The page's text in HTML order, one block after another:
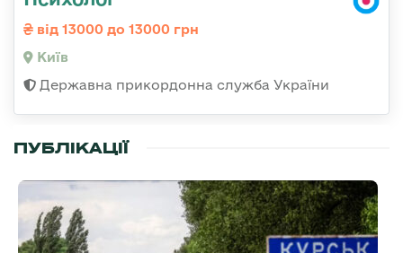
від 13000 до 13000 грн
Київ
Державна прикордонна служба України
ПУБЛІКАЦІЇ